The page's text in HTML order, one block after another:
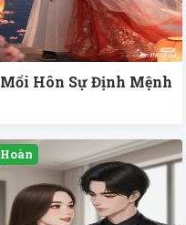
Mối Hôn Sự Định Mệnh